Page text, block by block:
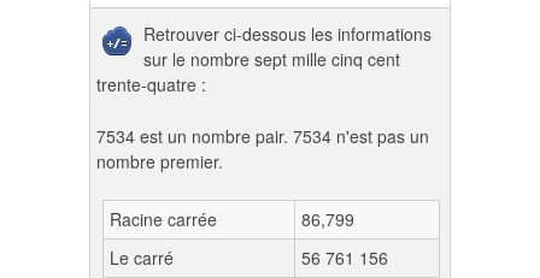
Retrouver ci-dessous les informations
sur le nombre sept mille cinq cent
trente-quatre :
7534 est un nombre pair. 7534 n'est pas un
nombre premier.
Racine carrée
86,799
Le carré
56 761 156